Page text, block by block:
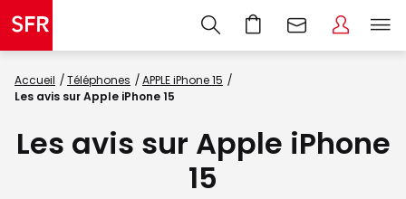
Accueil Téléphones
APPLE iPhone 15
Les avis sur Apple iPhone 15
Les avis sur Apple iPhone
15